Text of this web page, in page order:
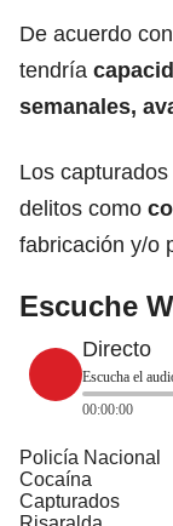
De acuerdo
tendría
semanales,
Los
delitos como
fabricación y/o
Escuche
Directo
Escucha el
00:00:00
Policía Nacional
Cocaína
Capturados